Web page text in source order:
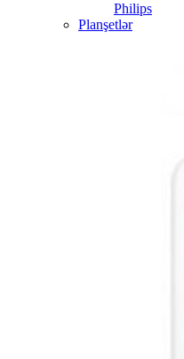
Philips
Planşetlər